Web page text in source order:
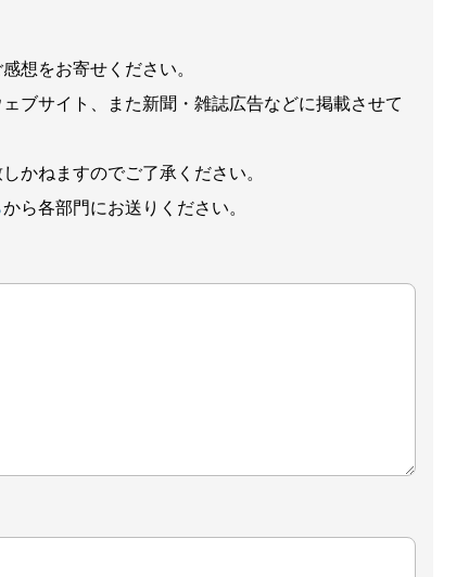
想をお寄せください。
ブサイト、また新聞・雑誌広告などに掲載させて
かねますのでご了承ください。
から各部門にお送りください。